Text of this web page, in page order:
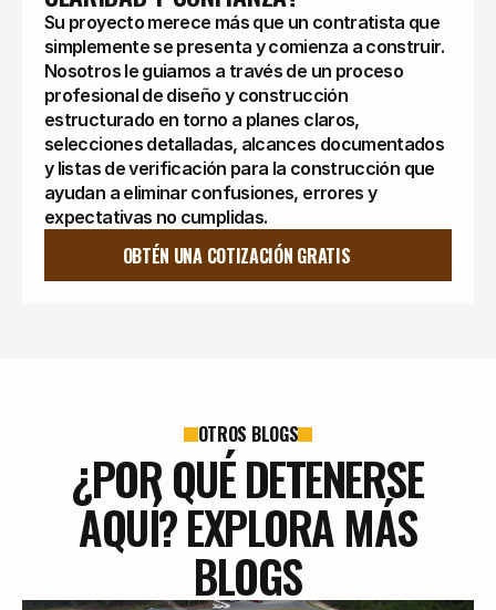
Su proyecto merece más que un contratista que
simplemente se presenta y comienza a construir.
Nosotros le guiamos a través de un proceso
profesional de diseño y construcción
estructurado en torno a planes claros,
selecciones detalladas, alcances documentados
y listas de verificación para la construcción que
ayudan a eliminar confusiones, errores y
expectativas no cumplidas.
OBTÉN UNA COTIZACIÓN GRATIS
OTROS BLOGS
¿POR QUÉ DETENERSE
AQUÍ? EXPLORA MÁS
BLOGS